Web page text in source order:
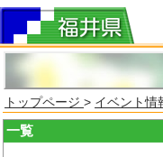
トップページ > イベント情
一覧